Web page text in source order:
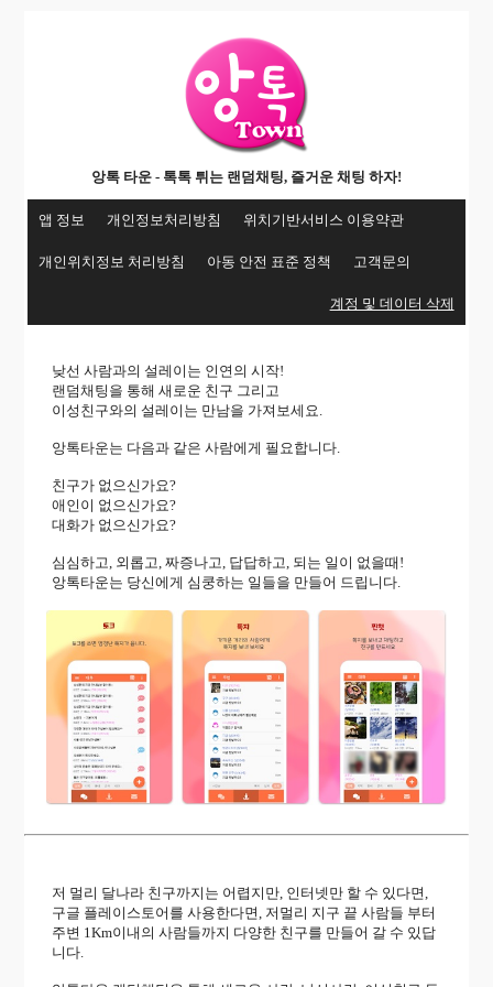
앙톡 타운 - 톡톡 튀는 랜덤채팅, 즐거운 채팅 하자!
앱 정보 개인정보처리방침 위치기반서비스 이용약관
개인위치정보 처리방침 아동 안전 표준 정책 고객문의
계정 및 데이터 삭제
낮선 사람과의 설레이는 인연의 시작!
랜덤채팅을 통해 새로운 친구 그리고
이성친구와의 설레이는 만남을 가져보세요.
앙톡타운는 다음과 같은 사람에게 필요합니다.
친구가 없으신가요?
애인이 없으신가요?
대화가 없으신가요?
심심하고, 외롭고, 짜증나고, 답답하고, 되는 일이 없을때!
앙톡타운는 당신에게 심쿵하는 일들을 만들어 드립니다.
저 멀리 달나라 친구까지는 어렵지만, 인터넷만 할 수 있다면,
구글 플레이스토어를 사용한다면, 저멀리 지구 끝 사람들 부터
주변 1Km이내의 사람들까지 다양한 친구를 만들어 갈 수 있답
니다.